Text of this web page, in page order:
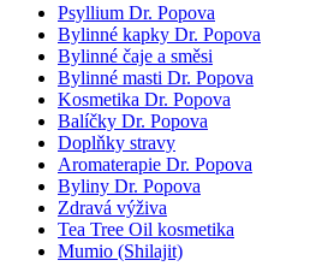
Psyllium Dr. Popova
Bylinné kapky Dr. Popova
Bylinné čaje a směsi
Bylinné masti Dr. Popova
Kosmetika Dr. Popova
Balíčky Dr. Popova
Doplňky stravy
Aromaterapie Dr. Popova
Byliny Dr. Popova
Zdravá výživa
Tea Tree Oil kosmetika
Mumio (Shilajit)